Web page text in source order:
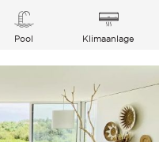
Pool Klimaanlage